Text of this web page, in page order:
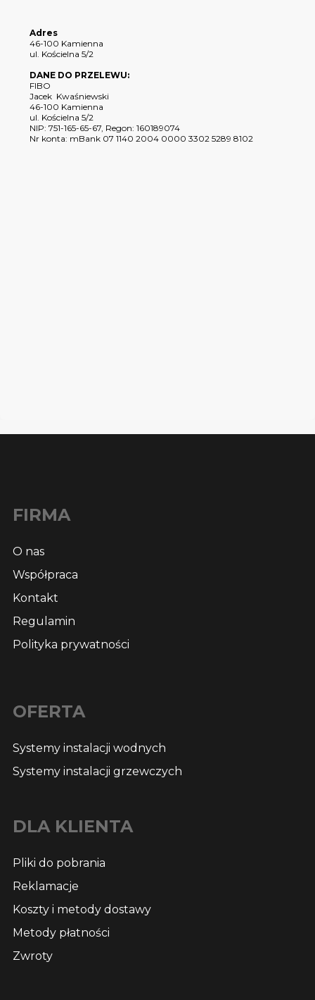
Adres
46-100 Kamienna
ul. Kościelna 5/2
DANE DO PRZELEWU:
FIBO
Jacek Kwaśniewski
46-100 Kamienna
ul. Kościelna 5/2
NIP: 751-165-65-67, Regon: 160189074
Nr konta: mBank 07 1140 2004 0000 3302 5289 8102
FIRMA
O nas
Współpraca
Kontakt
Regulamin
Polityka prywatności
OFERTA
Systemy instalacji wodnych
Systemy instalacji grzewczych
DLA KLIENTA
Pliki do pobrania
Reklamacje
Koszty i metody dostawy
Metody płatności
Zwroty